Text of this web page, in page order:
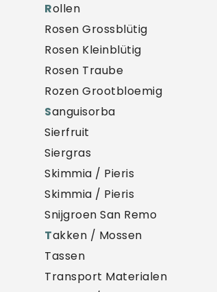
Rollen
Rosen Grossblütig
Rosen Kleinblütig
Rosen Traube
Rozen Grootbloemig
Sanguisorba
Sierfruit
Siergras
Skimmia / Pieris
Skimmia / Pieris
Snijgroen San Remo
Takken / Mossen
Tassen
Transport Materialen